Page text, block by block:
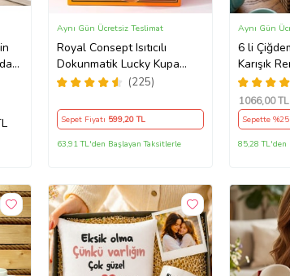
Royal Consept Isıtıcılı
Dokunmatik Lucky Kupa
Bardak Seti
(225)
Aynı Gün Ücretsiz Teslimat
Sepet Fiyatı 599,20 TL
63,91 TL'den Başlayan Taksitlerle
6 li Çiğdem Çiçeği Desenli
Karışık
Aynı Gün
1066,00 TL
Sepette
85,28 TL'den